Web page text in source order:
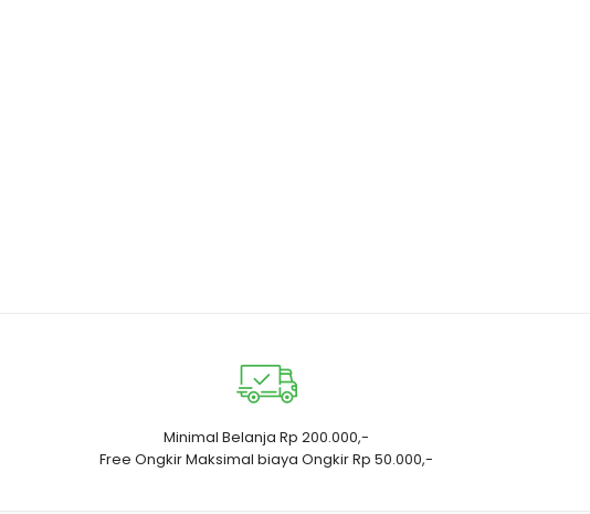
Minimal Belanja Rp 200.000,-
Free Ongkir Maksimal biaya Ongkir Rp 50.000,-